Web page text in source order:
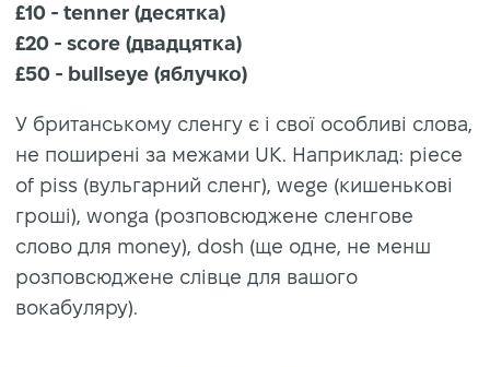
£10 - tenner (десятка)
£20 - score (двадцятка)
£50 - bullseye (яблучко)
У британському сленгу є і свої особливі слова,
не поширені за межами UK. Наприклад: piece
of piss (вульгарний сленг), wege (кишенькові
гроші), wonga (розповсюджене сленгове
слово для money), dosh (ще одне, не менш
розповсюджене слівце для вашого
вокабуляру).